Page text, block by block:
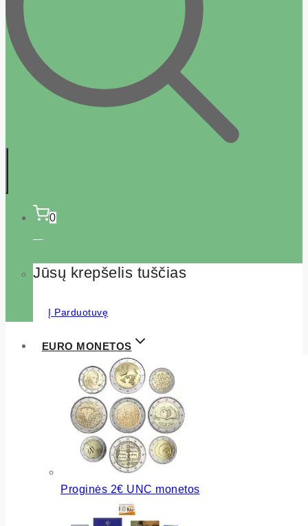
0
Jūsų krepšelis tuščias
Į Parduotuvę
EURO MONETOS
Proginės 2€ UNC monetos